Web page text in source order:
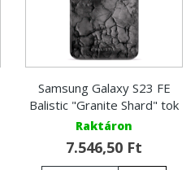
Samsung Galaxy S23 FE
Balistic "Granite Shard" tok
Raktáron
7.546,50 Ft